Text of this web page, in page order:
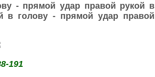
- прямой удар правой рукой в
в голову - прямой удар правой
191